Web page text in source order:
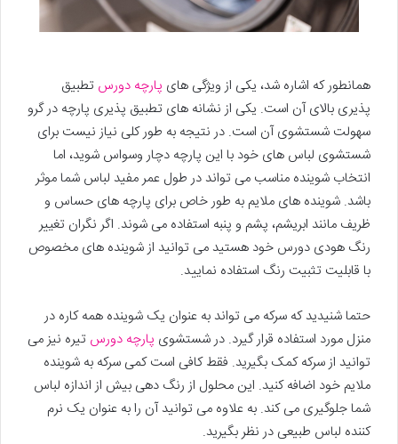
همانطور که اشاره شد، یکی از ویژگی های پارچه دورس تطبیق
پذیری بالای آن است. یکی از نشانه های تطبیق پذیری پارچه در گرو
سهولت شستشوی آن است. در نتیجه به طور کلی نیاز نیست برای
شستشوی لباس های خود با این پارچه دچار وسواس شوید، اما
انتخاب شوینده مناسب می تواند در طول عمر مفید لباس شما موثر
باشد. شوینده های ملایم به طور خاص برای پارچه های حساس و
ظریف مانند ابریشم، پشم و پنبه استفاده می شوند. اگر نگران تغییر
رنگ هودی دورس خود هستید می توانید از شوینده های مخصوص
با قابلیت تثبیت رنگ استفاده نمایید.
حتما شنیدید که سرکه می تواند به عنوان یک شوینده همه کاره در
منزل مورد استفاده قرار گیرد. در شستشوی پارچه دورس تیره نیز می
توانید از سرکه کمک بگیرید. فقط کافی است کمی سرکه به شوینده
ملایم خود اضافه کنید. این محلول از رنگ دهی بیش از اندازه لباس
شما جلوگیری می کند. به علاوه می توانید آن را به عنوان یک نرم
کننده لباس طبیعی در نظر بگیرید.